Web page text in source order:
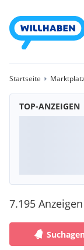
Startseite Marktplatz
TOP-ANZEIGEN
7.195